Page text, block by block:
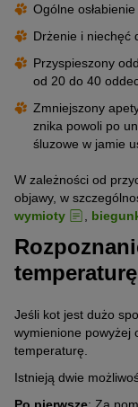
Ogólne
Drżenie i niechęć
Przyspieszony
od 20 do 40
Zmniejszony
znika powoli po
śluzowe w jamie
W zależności od
objawy, w
wymioty
Jeśli kot jest dużo
wymienione powyżej
temperaturę.
Istnieją dwie
Po pierwsze: Za